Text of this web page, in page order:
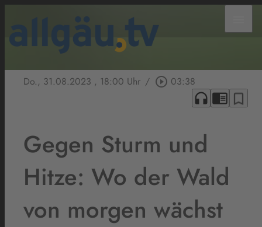
Do., 31.08.2023 , 18:00 Uhr / play_circle_outline 03:38
headphones chrome_reader_mode bookmark_border
Gegen Sturm und
Hitze: Wo der Wald
von morgen wächst